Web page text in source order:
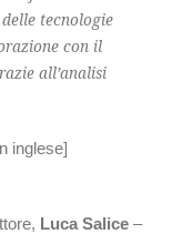
tecnologie
con il
all’analisi
inglese]
Luca Salice –